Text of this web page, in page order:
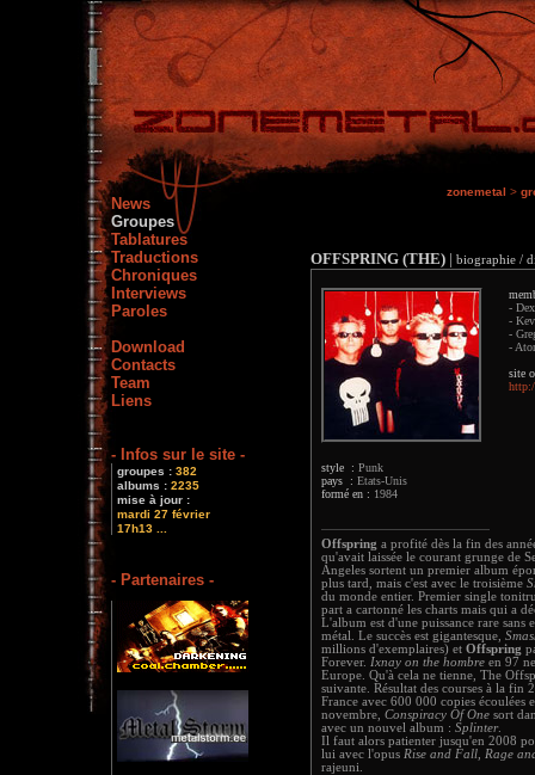
News
Groupes
Tablatures
Traductions
Chroniques
Interviews
Paroles
Download
Contacts
Team
Liens
- Infos sur le site -
groupes : 382
albums : 2235
mise à jour :
mardi 27 février
17h13 ...
- Partenaires -
zonemetal >
OFFSPRING (THE) | biographie /
style : Punk
pays : Etats-Unis
formé en : 1984
-
-
-
-
site
Offspring a profité dès la fin des
qu'avait laissée le courant grunge de
Angeles sortent un premier album
plus tard, mais c'est avec le troisième
du monde entier. Premier single
part a cartonné les charts mais qui a
L'album est d'une puissance rare
métal. Le succès est gigantesque,
millions d'exemplaires) et Offspring
Forever. Ixnay on the hombre en 97
Europe. Qu'à cela ne tienne, The
suivante. Résultat des courses à la fin
France avec 600 000 copies
novembre, Conspiracy Of One sort
avec un nouvel album : Splinter.
Il faut alors patienter jusqu'en 2008
lui avec l'opus Rise and Fall, Rage
rajeuni.